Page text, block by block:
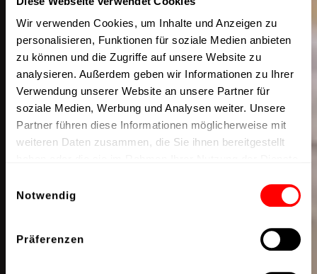
Wir verwenden Cookies, um Inhalte und Anzeigen zu
personalisieren, Funktionen für soziale Medien anbieten
zu können und die Zugriffe auf unsere Website zu
analysieren. Außerdem geben wir Informationen zu Ihrer
Verwendung unserer Website an unsere Partner für
soziale Medien, Werbung und Analysen weiter. Unsere
Partner führen diese Informationen möglicherweise mit
weiteren Daten zusammen, die Sie ihnen bereitgestellt
Notwendig
Präferenzen